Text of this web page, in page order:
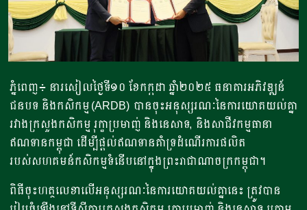
ភ្នំពេញ៖ នារសៀលថ្ងៃទី១០ ខែកក្កដា ឆ្នាំ២០២៥ ធនាគារអភិវឌ្ឍន៍
ជនបទ និងកសិកម្ម (ARDB) បានចុះអនុស្សរណៈនៃការយោគយល់គ្នា
រវាងក្រសួងកសិកម្ម រុក្ខាប្រមាញ់ និងនេសាទ​​, និងសាជីវកម្មធានា
ឥណទានកម្ពុជា ដើម្បីផ្តល់ឥណទានគាំទ្រដំណើរការផលិត
របស់សហគមន៍កសិកម្មទំនើបនៅក្នុងព្រះរាជាណាចក្រកម្ពុជា។
ពិធីចុះហត្ថលេខាលើអនុស្សរណៈនៃការយោគយល់គ្នានេះ ត្រូវបាន